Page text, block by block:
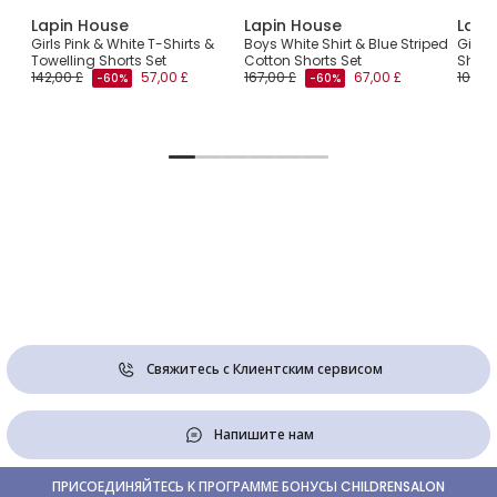
Lapin House
Girls Pink & White T-Shirts &
Towelling Shorts Set
142,00 £
-60% 57,00 £
Lapin House
Boys White Shirt & Blue Striped
Cotton Shorts Set
167,00 £
-60% 67,00 £
Girls
Свяжитесь с Клиентским сервисом
Напишите нам
ПРИСОЕДИНЯЙТЕСЬ К ПРОГРАММЕ БОНУСЫ CHILDRENSALON